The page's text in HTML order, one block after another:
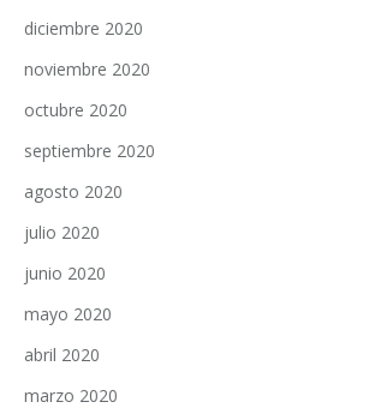
diciembre 2020
noviembre 2020
octubre 2020
septiembre 2020
agosto 2020
julio 2020
junio 2020
mayo 2020
abril 2020
marzo 2020